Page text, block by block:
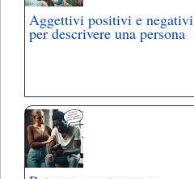
Aggettivi positivi e negativi
per descrivere una persona